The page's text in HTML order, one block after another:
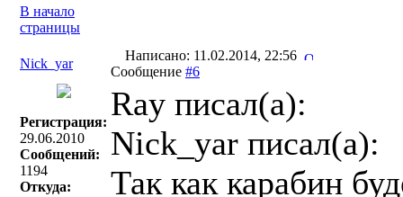
В начало
страницы
Nick_yar
Написано: 11.02.2014, 22:56
Сообщение #6
Регистрация:
29.06.2010
Сообщений:
1194
Откуда:
Ray писал(a):
Nick_yar писал(a):
Так как карабин